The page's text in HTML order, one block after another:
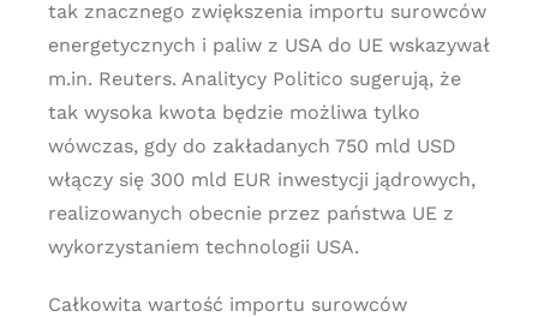
tak znacznego zwiększenia importu surowców
energetycznych i paliw z USA do UE wskazywał
m.in. Reuters. Analitycy Politico sugerują, że
tak wysoka kwota będzie możliwa tylko
wówczas, gdy do zakładanych 750 mld USD
włączy się 300 mld EUR inwestycji jądrowych,
realizowanych obecnie przez państwa UE z
wykorzystaniem technologii USA.
Całkowita wartość importu surowców